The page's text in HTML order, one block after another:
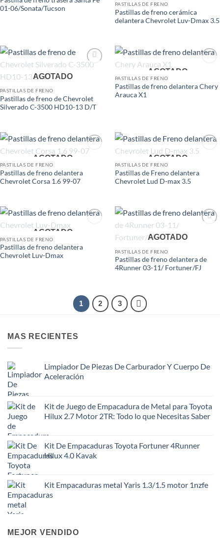
01-06/Sonata/Tucson
PASTILLAS DE FRENO
Pastillas de freno cerámica
delantera Chevrolet Luv-Dmax 3.5
AGOTADO
PASTILLAS DE FRENO
Pastillas de freno de Chevrolet
Silverado C-3500 HD10-13 D/T
AGOTADO
PASTILLAS DE FRENO
Pastillas de freno delantera Chery
Arauca X1
AGOTADO
PASTILLAS DE FRENO
Pastillas de freno delantera
Chevrolet Corsa 1.6 99-07
AGOTADO
PASTILLAS DE FRENO
Pastillas de Freno delantera
Chevrolet Lud D-max 3.5
AGOTADO
PASTILLAS DE FRENO
Pastillas de freno delantera
Chevrolet Luv-Dmax
AGOTADO
PASTILLAS DE FRENO
Pastillas de freno delantera de
4Runner 03-11/ Fortuner/FJ
1 2 3
MAS RECIENTES
Limpiador De Piezas De Carburador Y Cuerpo De
Aceleración
Kit de Juego de Empacadura de Metal para Toyota
Hilux 2.7 Motor 2TR: Todo lo que Necesitas Saber
Kit De Empacaduras Toyota Fortuner 4Runner
Hilux 4.0 Kavak
Kit Empacaduras metal Yaris 1.3/1.5 motor 1nzfe
MEJOR VENDIDO